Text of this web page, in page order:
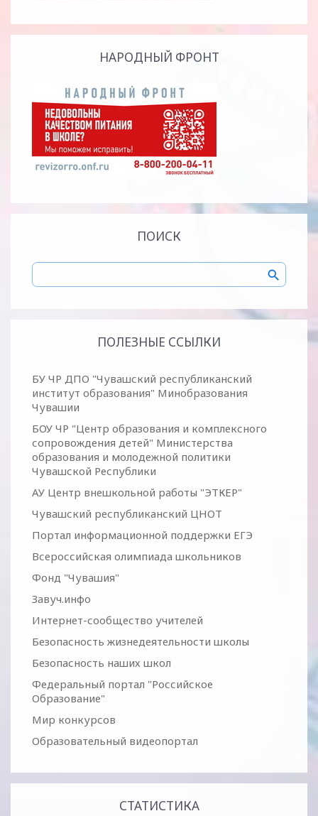
НАРОДНЫЙ ФРОНТ
ПОИСК
ПОЛЕЗНЫЕ ССЫЛКИ
БУ ЧР ДПО "Чувашский республиканский
институт образования" Минобразования
Чувашии
БОУ ЧР "Центр образования и комплексного
сопровождения детей" Министерства
образования и молодежной политики
Чувашской Республики
АУ Центр внешкольной работы "ЭТКЕР"
Чувашский республиканский ЦНОТ
Портал информационной поддержки ЕГЭ
Всероссийская олимпиада школьников
Фонд "Чувашия"
Завуч.инфо
Интернет-сообщество учителей
Безопасность жизнедеятельности школы
Безопасность наших школ
Федеральный портал "Российское
Образование"
Мир конкурсов
Образовательный видеопортал
СТАТИСТИКА